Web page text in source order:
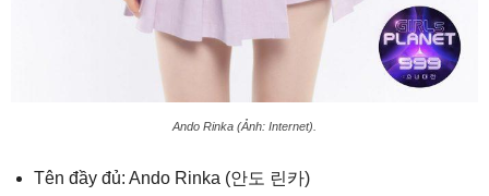
Ando Rinka (Ảnh: Internet).
Tên đầy đủ: Ando Rinka (안도 린카)